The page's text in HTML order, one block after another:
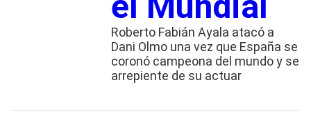
Roberto Fabián Ayala atacó a
Dani Olmo una vez que España se
coronó campeona del mundo y se
arrepiente de su actuar